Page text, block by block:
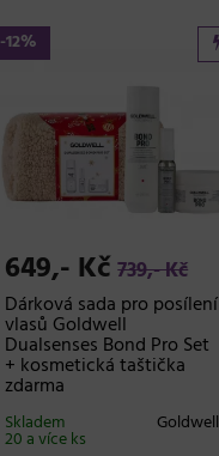
-12%
649,- Kč739,- Kč
Dárková sada pro posílení
vlasů Goldwell
Dualsenses Bond Pro Set
+ kosmetická taštička
zdarma
Goldwell
Skladem
20 a více ks